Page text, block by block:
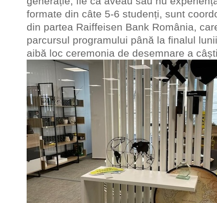
formate din câte 5-6 studenți, sunt
din partea Raiffeisen Bank România,
parcursul programului până la finalul
aibă loc ceremonia de desemnare a